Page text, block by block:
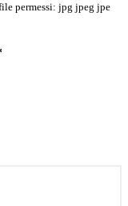
permessi: jpg jpeg jpe